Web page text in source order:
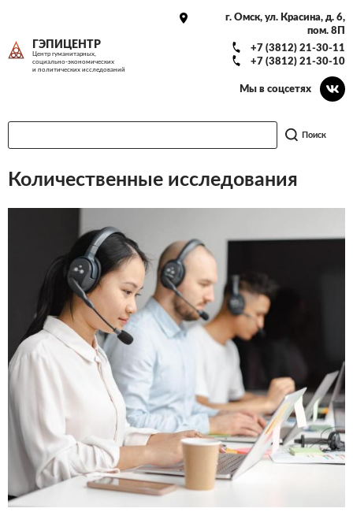
ГЭПИЦЕНТР
Центр гуманитарных,
социально-экономических
и политических исследований
г. Омск, ул. Красина, д. 6,
пом. 8П
+7 (3812) 21-30-11
+7 (3812) 21-30-10
Мы в соцсетях
Количественные исследования